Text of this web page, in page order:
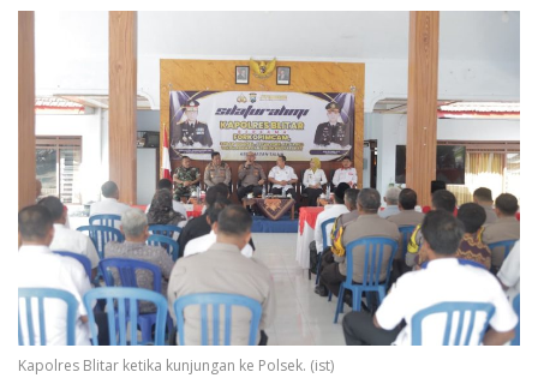
Kapolres Blitar ketika kunjungan ke Polsek. (ist)